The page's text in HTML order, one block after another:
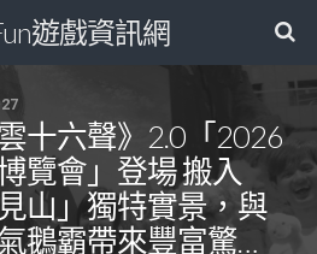
遊戲資訊網
雲十六聲》2.0「2026
覽會」登場 搬入
見山」獨特實景，與
鵝霸帶來豐富驚